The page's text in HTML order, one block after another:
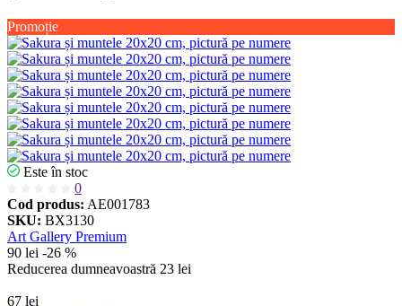
Promoție
Este în stoc
0
Cod produs: AE001783
SKU: BX3130
Art Gallery Premium
90 lei -26 %
Reducerea dumneavoastră 23 lei
67 lei